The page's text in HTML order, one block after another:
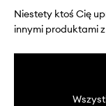
Niestety ktoś Cię
innymi produktami